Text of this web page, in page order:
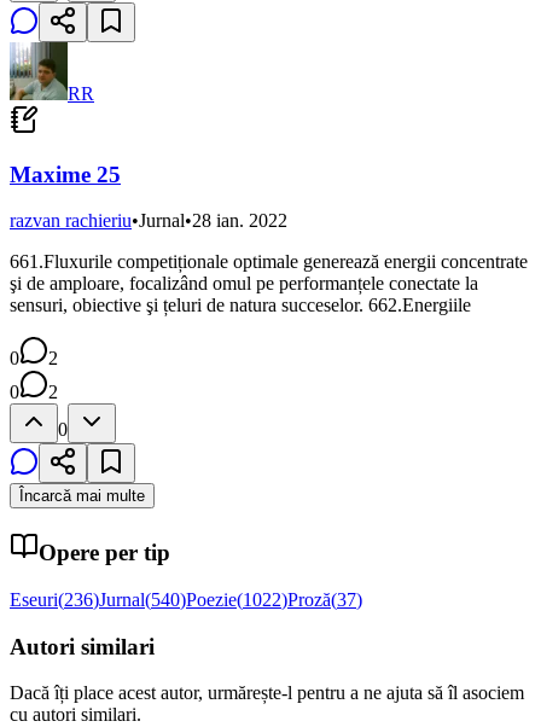
RR
Maxime 25
razvan rachieriu•Jurnal•28 ian. 2022
661.Fluxurile competiționale optimale generează energii concentrate
şi de amploare, focalizând omul pe performanțele conectate la
sensuri, obiective şi țeluri de natura succeselor. 662.Energiile
0
2
0
2
0
Încarcă mai multe
Opere per tip
Eseuri(236)Jurnal(540)Poezie(1022)Proză(37)
Autori similari
Dacă îți place acest autor, urmărește-l pentru a ne ajuta să îl asociem
cu autori similari.